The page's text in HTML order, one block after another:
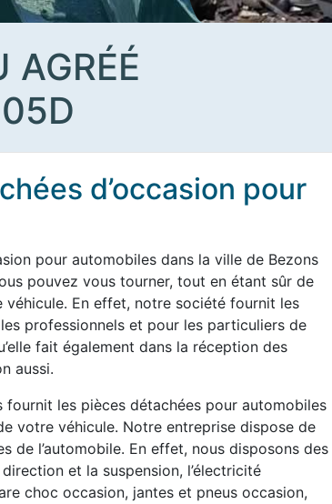
AGRÉÉ
d’occasion pour
pour automobiles dans la ville de Bezons
pouvez vous tourner, tout en étant sûr de
En effet, notre société fournit les
professionnels et pour les particuliers de
fait également dans la réception des
aussi.
les pièces détachées pour automobiles
votre véhicule. Notre entreprise dispose de
de l’automobile. En effet, nous disposons des
et la suspension, l’électricité
choc occasion, jantes et pneus occasion,